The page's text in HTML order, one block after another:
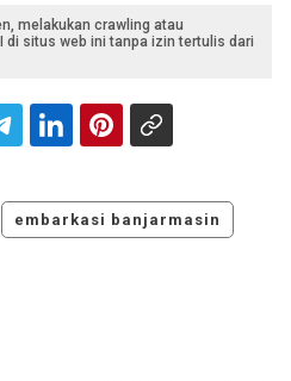
melakukan crawling atau
situs web ini tanpa izin tertulis dari
embarkasi banjarmasin